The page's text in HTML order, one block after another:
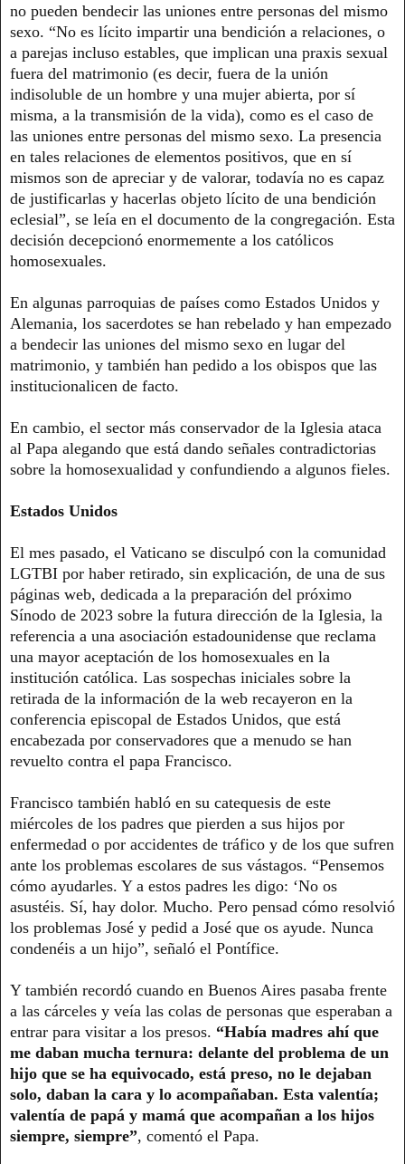
no pueden bendecir las uniones entre personas del mismo
sexo. “No es lícito impartir una bendición a relaciones, o
a parejas incluso estables, que implican una praxis sexual
fuera del matrimonio (es decir, fuera de la unión
indisoluble de un hombre y una mujer abierta, por sí
misma, a la transmisión de la vida), como es el caso de
las uniones entre personas del mismo sexo. La presencia
en tales relaciones de elementos positivos, que en sí
mismos son de apreciar y de valorar, todavía no es capaz
de justificarlas y hacerlas objeto lícito de una bendición
eclesial”, se leía en el documento de la congregación. Esta
decisión decepcionó enormemente a los católicos
homosexuales.
En algunas parroquias de países como Estados Unidos y
Alemania, los sacerdotes se han rebelado y han empezado
a bendecir las uniones del mismo sexo en lugar del
matrimonio, y también han pedido a los obispos que las
institucionalicen de facto.
En cambio, el sector más conservador de la Iglesia ataca
al Papa alegando que está dando señales contradictorias
sobre la homosexualidad y confundiendo a algunos fieles.
Estados Unidos
El mes pasado, el Vaticano se disculpó con la comunidad
LGTBI por haber retirado, sin explicación, de una de sus
páginas web, dedicada a la preparación del próximo
Sínodo de 2023 sobre la futura dirección de la Iglesia, la
referencia a una asociación estadounidense que reclama
una mayor aceptación de los homosexuales en la
institución católica. Las sospechas iniciales sobre la
retirada de la información de la web recayeron en la
conferencia episcopal de Estados Unidos, que está
encabezada por conservadores que a menudo se han
revuelto contra el papa Francisco.
Francisco también habló en su catequesis de este
miércoles de los padres que pierden a sus hijos por
enfermedad o por accidentes de tráfico y de los que sufren
ante los problemas escolares de sus vástagos. “Pensemos
cómo ayudarles. Y a estos padres les digo: ‘No os
asustéis. Sí, hay dolor. Mucho. Pero pensad cómo resolvió
los problemas José y pedid a José que os ayude. Nunca
condenéis a un hijo”, señaló el Pontífice.
Y también recordó cuando en Buenos Aires pasaba frente
a las cárceles y veía las colas de personas que esperaban a
entrar para visitar a los presos. “Había madres ahí que
me daban mucha ternura: delante del problema de un
hijo que se ha equivocado, está preso, no le dejaban
solo, daban la cara y lo acompañaban. Esta valentía;
valentía de papá y mamá que acompañan a los hijos
siempre, siempre”, comentó el Papa.